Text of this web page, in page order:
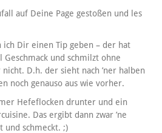
auf Deine Page gestoßen und les
Dir einen Tip geben – der hat
und schmilzt ohne
D.h. der sieht nach ’ner halben
noch genauso aus wie vorher.
Hefeflocken drunter und ein
Das ergibt dann zwar ’ne
und schmeckt. ;)